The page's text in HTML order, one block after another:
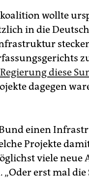
wollte
in die
diese
dagegen
einen
Projekte
viele neue
„Oder erst mal